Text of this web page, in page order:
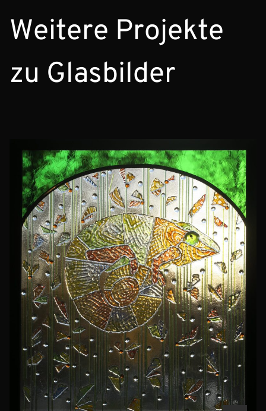
Weitere Projekte
zu Glasbilder